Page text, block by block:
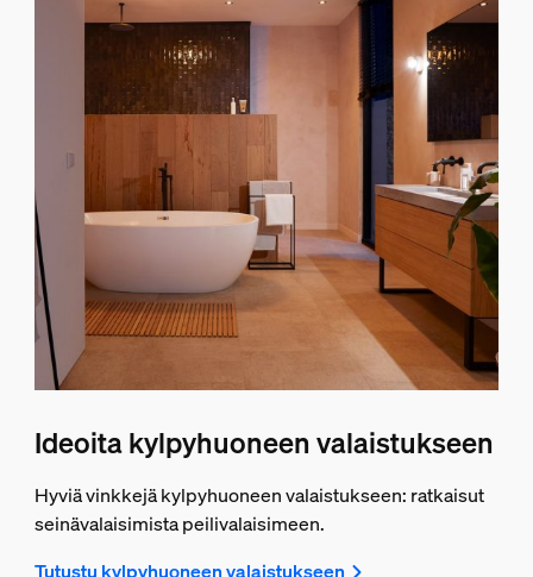
Ideoita kylpyhuoneen valaistukseen
Hyviä vinkkejä kylpyhuoneen valaistukseen: ratkaisut
seinävalaisimista peilivalaisimeen.
Tutustu kylpyhuoneen valaistukseen